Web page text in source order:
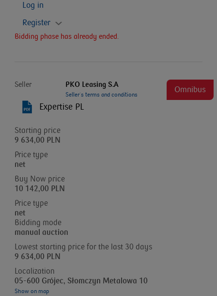
Log in
Register
Bidding phase has already ended.
Seller PKO Leasing S.A
Seller`s terms and conditions
Omnibus
Expertise PL
Starting price
9 634,00 PLN
Price type
net
Buy Now price
10 142,00 PLN
Price type
net
Bidding mode
manual auction
Lowest starting price for the last 30 days
9 634,00 PLN
Localization
05-600 Grójec, Słomczyn Metalowa 10
Show on map